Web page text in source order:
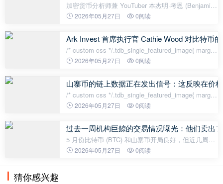
加密货币分析师兼 YouTuber 本杰明·考恩 (Benjamin
Cowen) 认为，比特币今年可能会再次测试 6 万美元
牛市。这位经验丰富的分
2026年05月27日 0阅读
Ark Invest 首席执行官 Cathie Wood 对比特币
/* custom css */.tdb_single_featured_image{ margin-
bottom: 26px; }.tdb_single_featured_image.tdb-sfi-
2026年05月27日 0阅读
山寨币的链上数据正在发出信号：这反映在价
/* custom css */.tdb_single_featured_image{ margin-
bottom: 26px; }.tdb_single_featured_image.tdb-sfi-
2026年05月27日 0阅读
过去一周机构巨鲸的交易情况曝光：他们卖出
5 月份比特币 (BTC) 和山寨币开局良好，但近几周来
价格有所下跌。目前，BTC 价格已跌至约 76,000 美
2026年05月27日 0阅读
猜你感兴趣